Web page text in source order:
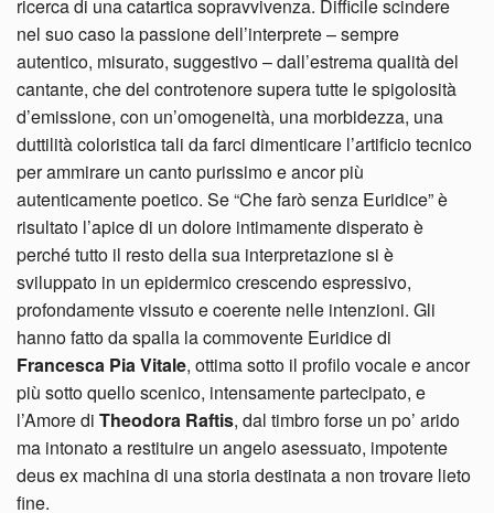
ricerca di una catartica sopravvivenza. Difficile scindere
nel suo caso la passione dell’interprete – sempre
autentico, misurato, suggestivo – dall’estrema qualità del
cantante, che del controtenore supera tutte le spigolosità
d’emissione, con un’omogeneità, una morbidezza, una
duttilità coloristica tali da farci dimenticare l’artificio tecnico
per ammirare un canto purissimo e ancor più
autenticamente poetico. Se “Che farò senza Euridice” è
risultato l’apice di un dolore intimamente disperato è
perché tutto il resto della sua interpretazione si è
sviluppato in un epidermico crescendo espressivo,
profondamente vissuto e coerente nelle intenzioni. Gli
hanno fatto da spalla la commovente Euridice di
Francesca Pia Vitale, ottima sotto il profilo vocale e ancor
più sotto quello scenico, intensamente partecipato, e
l’Amore di Theodora Raftis, dal timbro forse un po’ arido
ma intonato a restituire un angelo asessuato, impotente
deus ex machina di una storia destinata a non trovare lieto
fine.